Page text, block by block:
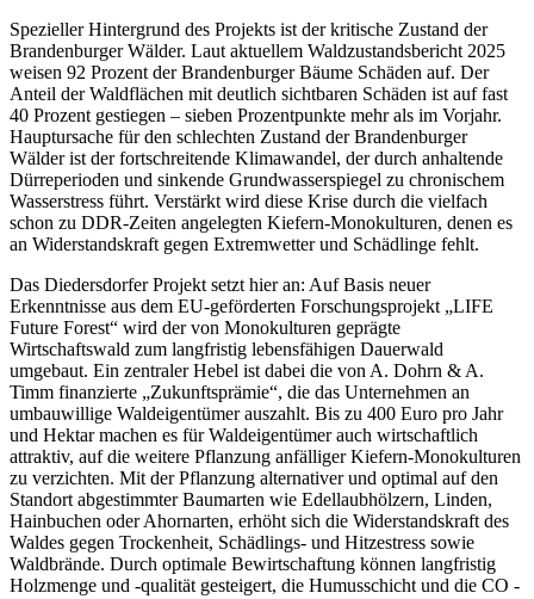
Spezieller Hintergrund des Projekts ist der kritische Zustand der
Brandenburger Wälder. Laut aktuellem Waldzustandsbericht 2025
weisen 92 Prozent der Brandenburger Bäume Schäden auf. Der
Anteil der Waldflächen mit deutlich sichtbaren Schäden ist auf fast
40 Prozent gestiegen – sieben Prozentpunkte mehr als im Vorjahr.
Hauptursache für den schlechten Zustand der Brandenburger
Wälder ist der fortschreitende Klimawandel, der durch anhaltende
Dürreperioden und sinkende Grundwasserspiegel zu chronischem
Wasserstress führt. Verstärkt wird diese Krise durch die vielfach
schon zu DDR-Zeiten angelegten Kiefern-Monokulturen, denen es
an Widerstandskraft gegen Extremwetter und Schädlinge fehlt.
Das Diedersdorfer Projekt setzt hier an: Auf Basis neuer
Erkenntnisse aus dem EU-geförderten Forschungsprojekt „LIFE
Future Forest“ wird der von Monokulturen geprägte
Wirtschaftswald zum langfristig lebensfähigen Dauerwald
umgebaut. Ein zentraler Hebel ist dabei die von A. Dohrn & A.
Timm finanzierte „Zukunftsprämie“, die das Unternehmen an
umbauwillige Waldeigentümer auszahlt. Bis zu 400 Euro pro Jahr
und Hektar machen es für Waldeigentümer auch wirtschaftlich
attraktiv, auf die weitere Pflanzung anfälliger Kiefern-Monokulturen
zu verzichten. Mit der Pflanzung alternativer und optimal auf den
Standort abgestimmter Baumarten wie Edellaubhölzern, Linden,
Hainbuchen oder Ahornarten, erhöht sich die Widerstandskraft des
Waldes gegen Trockenheit, Schädlings- und Hitzestress sowie
Waldbrände. Durch optimale Bewirtschaftung können langfristig
Holzmenge und -qualität gesteigert, die Humusschicht und die CO -